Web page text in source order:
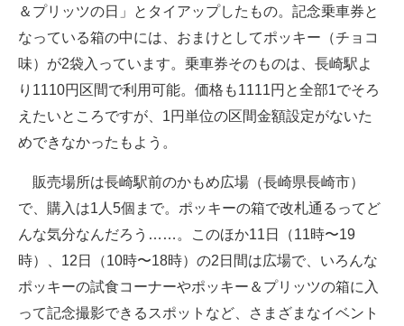
＆プリッツの日」とタイアップしたもの。記念乗車券と
なっている箱の中には、おまけとしてポッキー（チョコ
味）が2袋入っています。乗車券そのものは、長崎駅よ
り1110円区間で利用可能。価格も1111円と全部1でそろ
えたいところですが、1円単位の区間金額設定がないた
めできなかったもよう。
販売場所は長崎駅前のかもめ広場（長崎県長崎市）
で、購入は1人5個まで。ポッキーの箱で改札通るってど
んな気分なんだろう……。このほか11日（11時〜19
時）、12日（10時〜18時）の2日間は広場で、いろんな
ポッキーの試食コーナーやポッキー＆プリッツの箱に入
って記念撮影できるスポットなど、さまざまなイベント